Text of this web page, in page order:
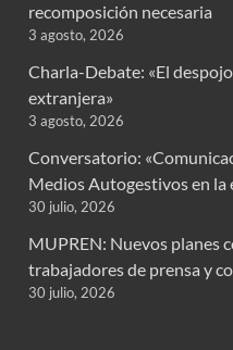
recomposición necesaria
3 agosto, 2026
Charla-Debate: «El
extranjera»
3 agosto, 2026
Conversatorio:
Medios Autogestivos en la
30 julio, 2026
MUPREN: Nuevos planes
trabajadores de prensa y
30 julio, 2026